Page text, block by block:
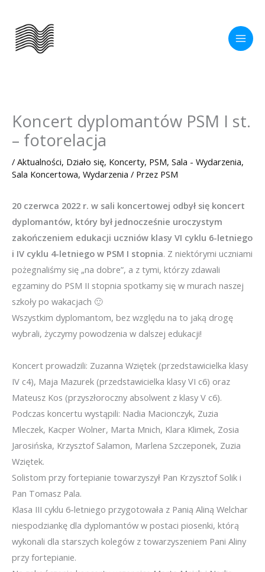
treści
Koncert dyplomantów PSM I st.
– fotorelacja
/ Aktualności, Działo się, Koncerty, PSM, Sala - Wydarzenia,
Sala Koncertowa, Wydarzenia / Przez PSM
20 czerwca 2022 r. w sali koncertowej odbył się koncert
dyplomantów, który był jednocześnie uroczystym
zakończeniem edukacji uczniów klasy VI cyklu 6-letniego
i IV cyklu 4-letniego w PSM I stopnia. Z niektórymi uczniami
pożegnaliśmy się „na dobre”, a z tymi, którzy zdawali
egzaminy do PSM II stopnia spotkamy się w murach naszej
szkoły po wakacjach 🙂
Wszystkim dyplomantom, bez względu na to jaką drogę
wybrali, życzymy powodzenia w dalszej edukacji!
Koncert prowadzili: Zuzanna Wziętek (przedstawicielka klasy
IV c4), Maja Mazurek (przedstawicielka klasy VI c6) oraz
Mateusz Kos (przyszłoroczny absolwent z klasy V c6).
Podczas koncertu wystąpili: Nadia Macionczyk, Zuzia
Mleczek, Kacper Wolner, Marta Mnich, Klara Klimek, Zosia
Jarosińska, Krzysztof Salamon, Marlena Szczeponek, Zuzia
Wziętek.
Solistom przy fortepianie towarzyszył Pan Krzysztof Solik i
Pan Tomasz Pala.
Klasa III cyklu 6-letniego przygotowała z Panią Aliną Welchar
niespodziankę dla dyplomantów w postaci piosenki, którą
wykonali dla starszych kolegów z towarzyszeniem Pani Aliny
przy fortepianie.